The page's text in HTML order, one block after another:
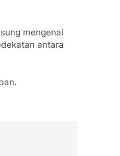
mengenai
antara